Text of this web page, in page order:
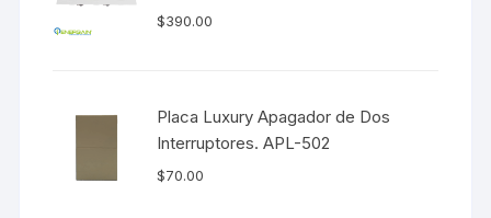
$390.00
Placa Luxury Apagador de Dos
Interruptores. APL-502
$70.00